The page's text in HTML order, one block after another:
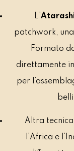
L’
patchwork,
Formato
direttamente
per
Altra tecnica
l’Africa e